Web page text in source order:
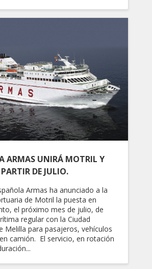
ARMAS UNIRÁ MOTRIL Y
DE JULIO.
Armas ha anunciado a la
de Motril la puesta en
el próximo mes de julio, de
regular con la Ciudad
Melilla para pasajeros, vehículos
camión. El servicio, en rotación